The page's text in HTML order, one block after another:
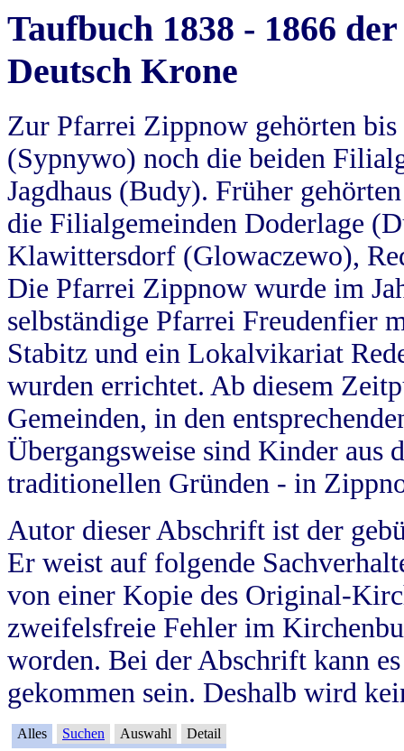
Taufbuch 1838 - 1866
Deutsch Krone
Zur Pfarrei Zippnow gehörten
(Sypnywo) noch die beiden
Jagdhaus (Budy). Früher
die Filialgemeinden Doderlage
Klawittersdorf (Glowaczewo),
Die Pfarrei Zippnow wurde im
selbständige Pfarrei Freudenfier
Stabitz und ein Lokalvikariat
wurden errichtet. Ab diesem
Gemeinden, in den
Übergangsweise sind Kinder aus
traditionellen Gründen - in
Autor dieser Abschrift ist der
Er weist auf folgende
von einer Kopie des Original-
zweifelsfreie Fehler im
worden. Bei der Abschrift kann
gekommen sein. Deshalb wird
Alles Suchen Auswahl Detail